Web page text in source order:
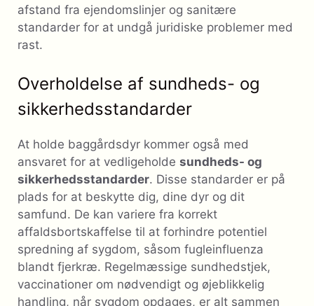
afstand fra ejendomslinjer og sanitære
standarder for at undgå juridiske problemer med
rast.
Overholdelse af sundheds- og
sikkerhedsstandarder
At holde baggårdsdyr kommer også med
ansvaret for at vedligeholde sundheds- og
sikkerhedsstandarder. Disse standarder er på
plads for at beskytte dig, dine dyr og dit
samfund. De kan variere fra korrekt
affaldsbortskaffelse til at forhindre potentiel
spredning af sygdom, såsom fugleinfluenza
blandt fjerkræ. Regelmæssige sundhedstjek,
vaccinationer om nødvendigt og øjeblikkelig
handling, når sygdom opdages, er alt sammen